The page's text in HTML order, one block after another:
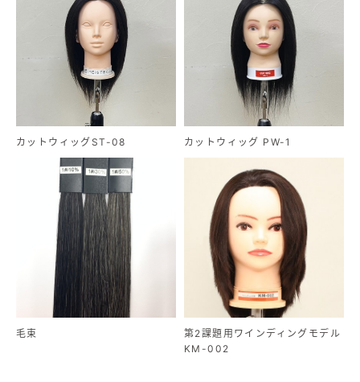
カットウィッグST-08 カットウィッグ PW-1
毛束
第2課題用ワインディングモデル
KM-002